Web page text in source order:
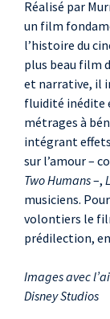
Réalisé par
un film
l’histoire du
plus beau film
et narrative, il
fluidité inédite
métrages à
intégrant
sur l’amour –
Two Humans–,
musiciens.
volontiers le
prédilection,
Images avec
Disney Studios